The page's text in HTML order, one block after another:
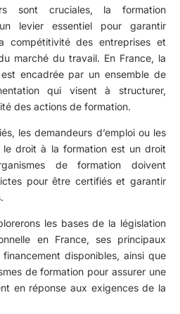
sont cruciales, la formation
levier essentiel pour garantir
compétitivité des entreprises et
marché du travail. En France, la
encadrée par un ensemble de
qui visent à structurer,
des actions de formation.
les demandeurs d’emploi ou les
le droit à la formation est un droit
de formation doivent
pour être certifiés et garantir
les bases de la législation
en France, ses principaux
disponibles, ainsi que
de formation pour assurer une
en réponse aux exigences de la